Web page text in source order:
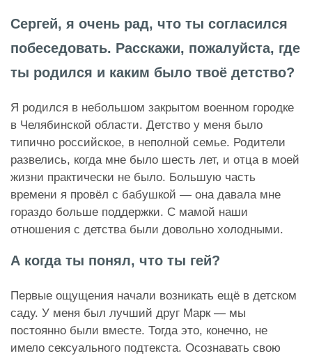
Сергей, я очень рад, что ты согласился
побеседовать. Расскажи, пожалуйста, где
ты родился и каким было твоё детство?
Я родился в небольшом закрытом военном городке
в Челябинской области. Детство у меня было
типично российское, в неполной семье. Родители
развелись, когда мне было шесть лет, и отца в моей
жизни практически не было. Большую часть
времени я провёл с бабушкой — она давала мне
гораздо больше поддержки. С мамой наши
отношения с детства были довольно холодными.
А когда ты понял, что ты гей?
Первые ощущения начали возникать ещё в детском
саду. У меня был лучший друг Марк — мы
постоянно были вместе. Тогда это, конечно, не
имело сексуального подтекста. Осознавать свою